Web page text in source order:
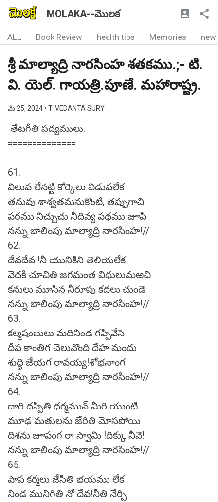
MOLAKA--మొలక
ALL Book Review health tips Memories new
శ్రీ మాల్యాద్రి నారసింహ శతకము.;- టి.
వి. యెల్. గాయత్రి.పూణే. మహారాష్ట్ర.
మే 25, 2024 • T. VEDANTA SURY
తేటగీతి పద్యములు.
==============
61.
విలువ లేనట్టి కోర్కెలు విడువలేక
తనువు శాశ్వతమనుకొంటి, తప్పుగాచి
పరము నిచ్చుచు నీదివ్య పథము జూపి
నన్ను బాలింపు మాల్యాద్రి నారసింహ!//
62.
దేవదేవ !నీ యునికిని తెలియలేక
వెదకి చూచితి జగమంత విధులుమఱచి
కనులు మూసిన నీరూపు కదలు చుండె
నన్ను బాలింపు మాల్యాద్రి నారసింహ!//
63.
కల్మషంబులు మదినిండ గప్పివేసె
దీప కాంతిగ చెలువొంది దేహ మందు
శుద్ధి జేయగ రావయ్య!శోభనాంగ!
నన్ను బాలింపు మాల్యాద్రి నారసింహ!//
64.
దారి దప్పితి ధర్మమున్ మీరి యుంటి
మూఢ మతులను జేరితి మోసపోయి
దిశను జూపంగ రా స్వామి !దిక్కు నీవె!
నన్ను బాలింపు మాల్యాద్రి నారసింహ!//
65.
పాప కర్మలు జేసితి భయము లేక
నిండ మునిగితి నో దేవ!నీతి నేర్చి